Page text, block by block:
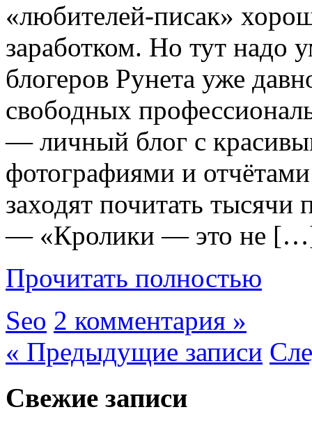
«любителей-писак»
заработком. Но тут надо
блогеров Рунета уже
свободных
— личный блог с
фотографиями и
заходят почитать тысячи
— «Кролики — это не
Прочитать полностью
Seo 2 комментария »
« Предыдущие записи
Свежие записи